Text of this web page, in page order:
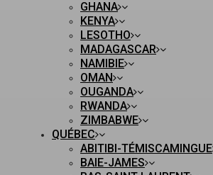
GHANA
KENYA
LESOTHO
MADAGASCAR
NAMIBIE
OMAN
OUGANDA
RWANDA
ZIMBABWE
QUÉBEC
ABITIBI-TÉMISCAMINGUE
BAIE-JAMES